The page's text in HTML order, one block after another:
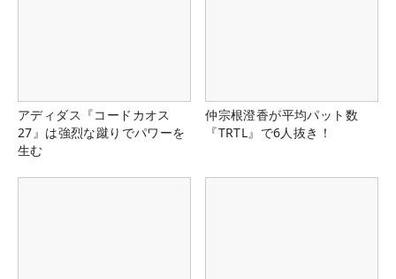
アディダス『コードカオス
27』は強烈な蹴りでパワーを
生む
仲宗根澄香が平均パット数
『TRTL』で6人抜き！